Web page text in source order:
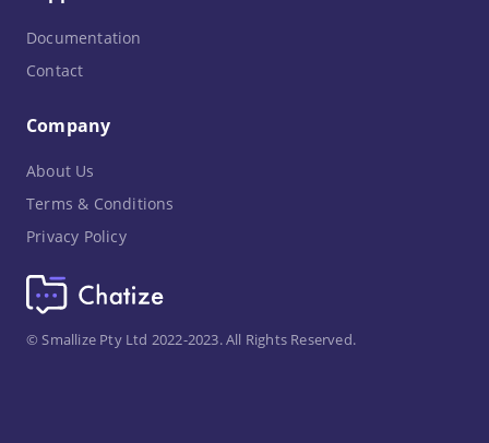
© Smallize Pty Ltd 2022-2023. All Rights Reserved.
Documentation
Contact
Company
About Us
Terms & Conditions
Privacy Policy